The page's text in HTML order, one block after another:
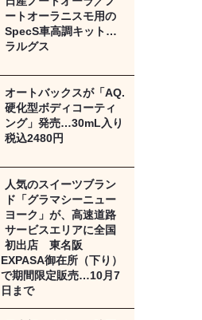
ートオーラニスモ用の
SpecS車高調キット…
ラルグス
オートバックスが「AQ.
硬化型ボディコーティ
ング」発売…30mL入り
税込2480円
人気のスイーツブラン
ド「グラマシーニュー
ヨーク」が、高速道路
サービスエリアに全国
初出店 東名阪
EXPASA御在所（下り）
で期間限定販売…10月7
日まで